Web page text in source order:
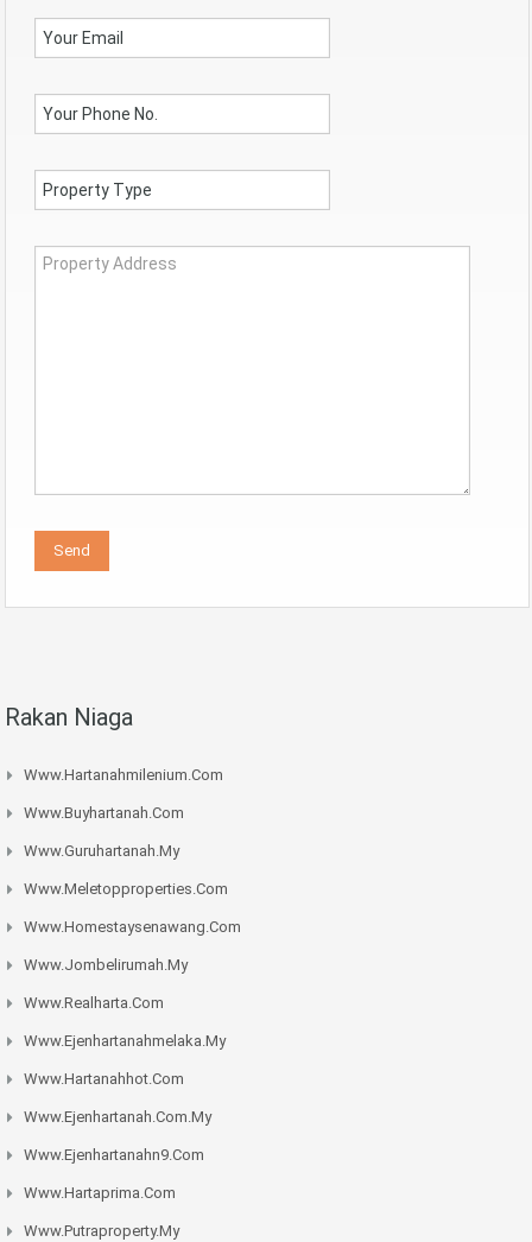
Rakan Niaga
Www.hartanahmilenium.com
Www.buyhartanah.com
Www.guruhartanah.my
Www.meletopproperties.com
Www.homestaysenawang.com
Www.jombelirumah.my
Www.realharta.com
Www.ejenhartanahmelaka.my
Www.hartanahhot.com
Www.ejenhartanah.com.my
Www.ejenhartanahn9.com
Www.hartaprima.com
Www.putraproperty.my